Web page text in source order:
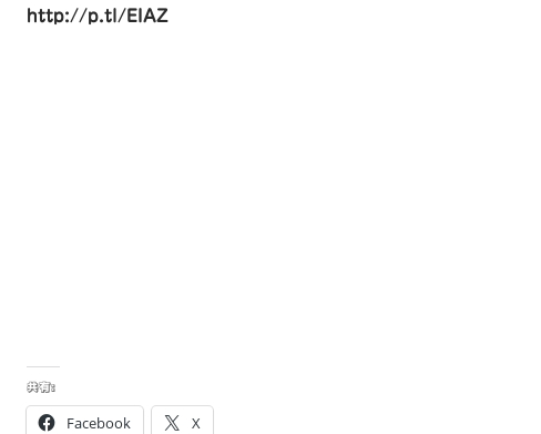
http://p.tl/EIAZ
共有:
Facebook X